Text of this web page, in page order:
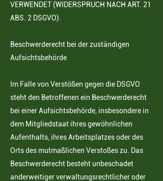
VERWENDET (WIDERSPRUCH NACH ART. 21
ABS. 2 DSGVO).
Beschwerderecht bei der zuständigen
Aufsichtsbehörde
Im Falle von Verstößen gegen die DSGVO
steht den Betroffenen ein Beschwerderecht
bei einerAufsichtsbehörde, insbesondere in
dem Mitgliedstaat ihres gewöhnlichen
Aufenthalts, ihres Arbeitsplatzes oder des
Orts des mutmaßlichen Verstoßes zu. Das
Beschwerderecht besteht unbeschadet
anderweitiger verwaltungsrechtlicher oder